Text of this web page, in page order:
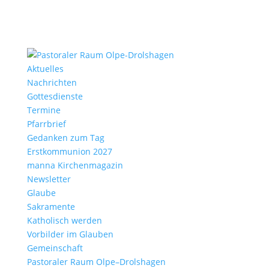
Aktu­elles
Nach­richten
Gottes­dienste
Termine
Pfarr­brief
Gedanken zum Tag
Erst­kom­mu­nion 2027
manna Kirchen­ma­gazin
News­letter
Glaube
Sakra­mente
Katho­lisch werden
Vorbilder im Glauben
Gemein­schaft
Pasto­raler Raum Olpe–Drolshagen